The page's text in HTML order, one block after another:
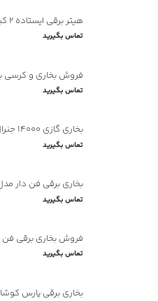
هیتر برقی ایستاده 2 کیلو وات
تماس بگیرید
فروش بخاری و کرسی
تماس بگیرید
بخاری گازی 14000 جنرال باodsترموکوپل باضمانت
تماس بگیرید
بخاری برقی فن دار مدل البرز ۲۲۰۰
تماس بگیرید
فروش بخاری برقی فن
تماس بگیرید
بخاری برقی پارس